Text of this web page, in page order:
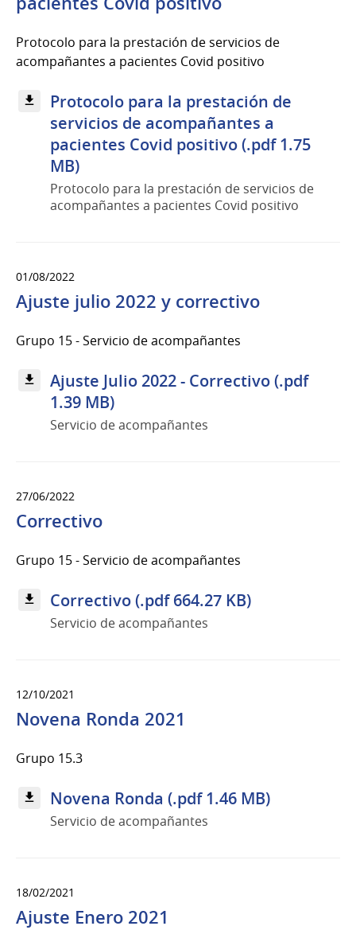
Protocolo para la prestación de servicios de
acompañantes a pacientes Covid positivo
Protocolo para la prestación de
servicios de acompañantes a
pacientes Covid positivo (.pdf 1.75
MB)
Protocolo para la prestación de servicios de
acompañantes a pacientes Covid positivo
01/08/2022
Ajuste julio 2022 y correctivo
Grupo 15 - Servicio de acompañantes
Ajuste Julio 2022 - Correctivo (.pdf
1.39 MB)
Servicio de acompañantes
27/06/2022
Correctivo
Grupo 15 - Servicio de acompañantes
Correctivo (.pdf 664.27 KB)
Servicio de acompañantes
12/10/2021
Novena Ronda 2021
Grupo 15.3
Novena Ronda (.pdf 1.46 MB)
Servicio de acompañantes
18/02/2021
Ajuste Enero 2021